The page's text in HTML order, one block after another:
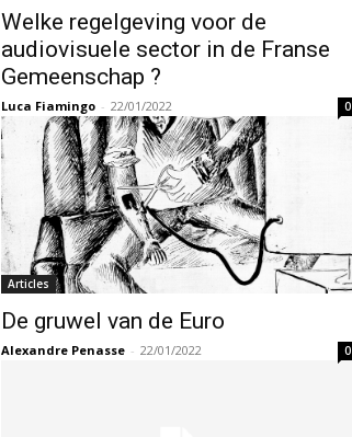
Welke regelgeving voor de
audiovisuele sector in de Franse
Gemeenschap ?
Luca Fiamingo - 22/01/2022 0
Articles
De gruwel van de Euro
Alexandre Penasse - 22/01/2022 0